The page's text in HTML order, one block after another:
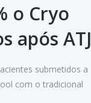
o Cryo
após ATJ
submetidos a
com o tradicional